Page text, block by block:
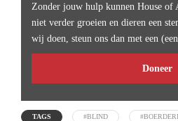
Zonder jouw hulp kunnen House of
niet verder groeien en dieren een
wij doen, steun ons dan met een
Doneer
TAGS #BLIND